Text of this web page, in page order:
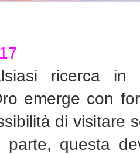
ricerca in
emerge con
di visitare
questa